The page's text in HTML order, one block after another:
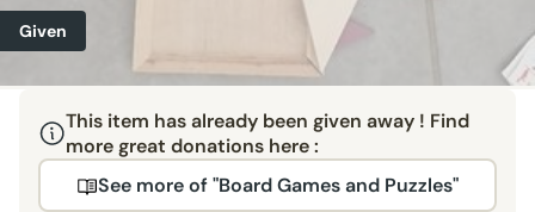
Given
This item has already been given away ! Find
more great donations here :
See more of "Board Games and Puzzles"